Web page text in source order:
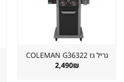
גריל גז ⁦COLEMAN G36322⁩
2,490₪